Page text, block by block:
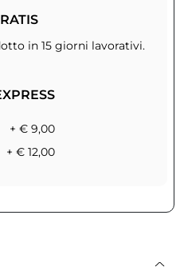
in 15 giorni lavorativi.
+ € 9,00
+ € 12,00